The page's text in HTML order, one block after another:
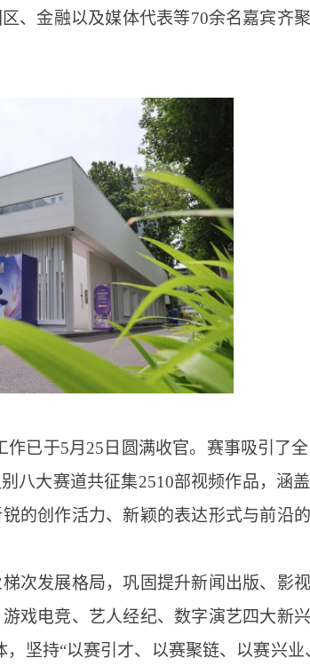
、金融以及媒体代表等70余名嘉宾齐
已于5月25日圆满收官。赛事吸引了
八大赛道共征集2510部视频作品，涵
的创作活力、新颖的表达形式与前沿
次发展格局，巩固提升新闻出版、影视
戏电竞、艺人经纪、数字演艺四大新
坚持“以赛引才、以赛聚链、以赛兴